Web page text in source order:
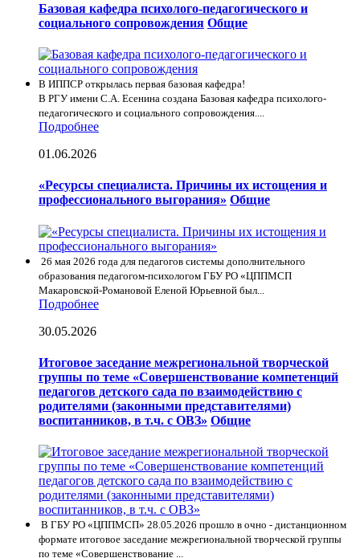
Базовая кафедра психолого-педагогического и
социального сопровождения Общие
В ИППСР открылась первая базовая кафедра!
В РГУ имени С.А. Есенина создана Базовая кафедра психолого-
педагогического и социального сопровождения....
Подробнее
01.06.2026
«Ресурсы специалиста. Причины их истощения и
профессионального выгорания» Общие
26 мая 2026 года для педагогов системы дополнительного
образования педагогом-психологом ГБУ РО «ЦППМСП
Макаровской-Романовой Еленой Юрьевной был...
Подробнее
30.05.2026
Итоговое заседание межрегиональной творческой
группы по теме «Совершенствование компетенций
педагогов детского сада по взаимодействию с
родителями (законными представителями)
воспитанников, в т.ч. с ОВЗ» Общие
В ГБУ РО «ЦППМСП» 28.05.2026 прошло в очно - дистанционном
формате итоговое заседание межрегиональной творческой группы
по теме «Совершенствование ...